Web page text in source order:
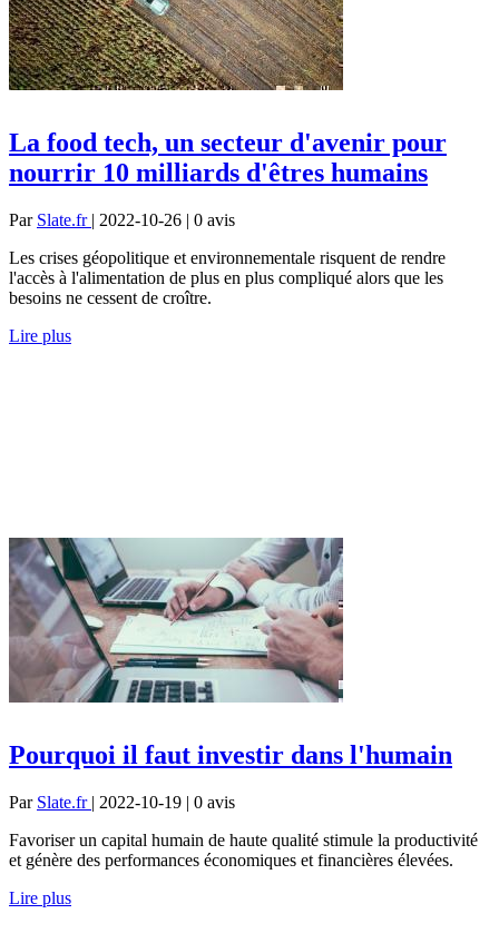
La food tech, un secteur d'avenir pour
nourrir 10 milliards d'êtres humains
Par Slate.fr | 2022-10-26 | 0 avis
Les crises géopolitique et environnementale risquent de rendre
l'accès à l'alimentation de plus en plus compliqué alors que les
besoins ne cessent de croître.
Lire plus
Pourquoi il faut investir dans l'humain
Par Slate.fr | 2022-10-19 | 0 avis
Favoriser un capital humain de haute qualité stimule la productivité
et génère des performances économiques et financières élevées.
Lire plus